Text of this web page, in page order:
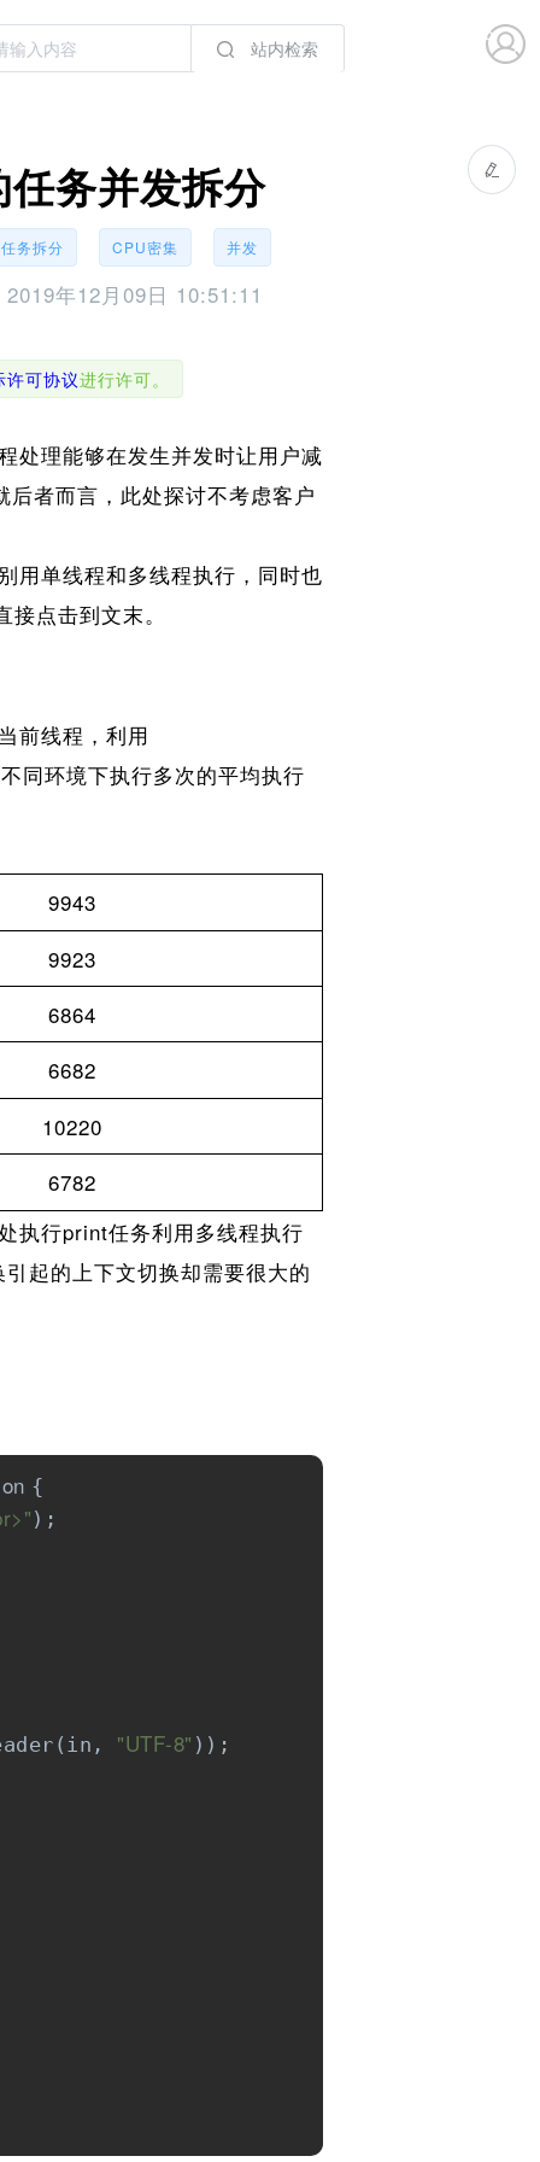
站内检索
务并发拆分
任务拆分 CPU密集
并发
2019年12月09日 10:51:11
可协议进行许可。
处理能够在发生并发时让用户减
者而言，此处探讨不考虑客户
用单线程和多线程执行，同时也
点击到文末。
前线程，利用
同环境下执行多次的平均执行
9943
9923
6864
6682
10220
6782
执行print任务利用多线程执行
起的上下文切换却需要很大的
{
);
"UTF-8" ));